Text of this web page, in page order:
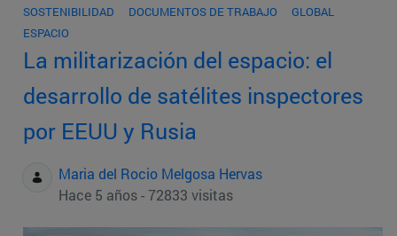
SOSTENIBILIDAD
DOCUMENTOS DE TRABAJO
GLOBAL
ESPACIO
La militarización del espacio: el
desarrollo de satélites inspectores
por EEUU y Rusia
Maria del Rocio Melgosa Hervas
Hace 5 años - 72833 visitas